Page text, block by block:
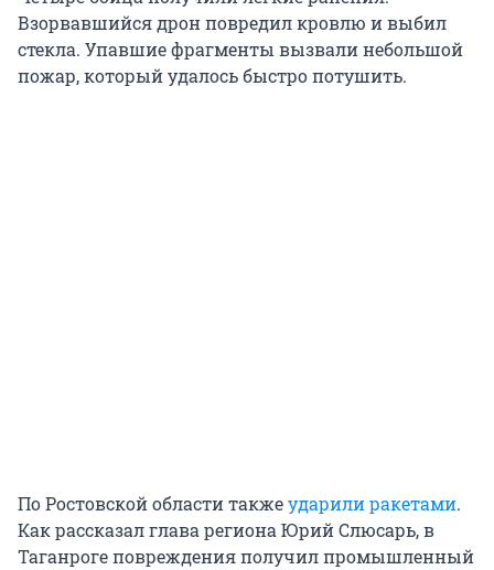
Взорвавшийся дрон повредил кровлю и выбил
стекла. Упавшие фрагменты вызвали небольшой
пожар, который удалось быстро потушить.
По Ростовской области такжеударили ракетами.
Как рассказал глава региона Юрий Слюсарь, в
Таганроге повреждения получил промышленный